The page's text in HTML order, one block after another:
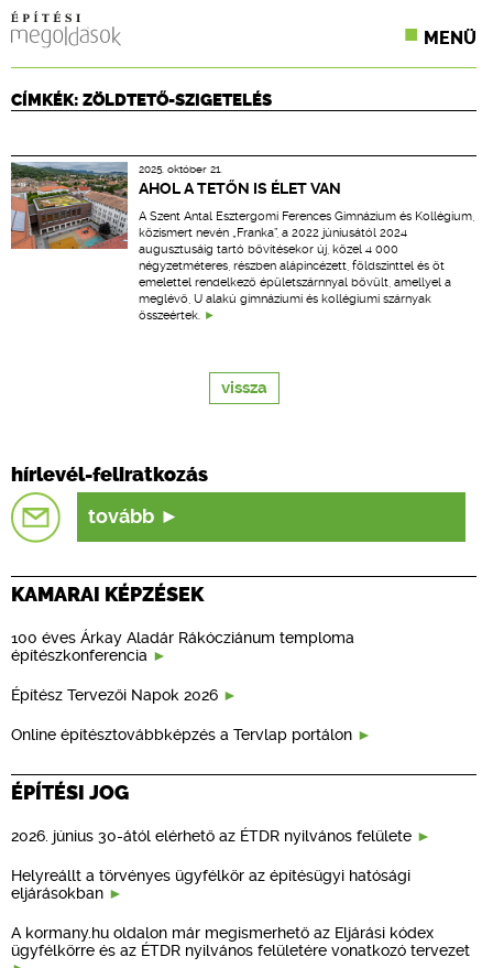
MENÜ
KONFERENCIÁK
CPR TERMÉKKIÍRÁS
ÉPÍTÉSI JOG
ONLINE KÉPZÉSEK
CÍMKÉK: ZÖLDTETŐ-SZIGETELÉS
2025. október 21.
AHOL A TETŐN IS ÉLET VAN
A Szent Antal Esztergomi Ferences Gimnázium és Kollégium,
közismert nevén „Franka”, a 2022 júniusától 2024
augusztusáig tartó bővítésekor új, közel 4 000
négyzetméteres, részben alápincézett, földszinttel és öt
emelettel rendelkező épületszárnnyal bővült, amellyel a
meglévő, U alakú gimnáziumi és kollégiumi szárnyak
összeértek.
vissza
hírlevél-feliratkozás
tovább
KAMARAI KÉPZÉSEK
100 éves Árkay Aladár Rákócziánum temploma
építészkonferencia
Építész Tervezői Napok 2026
Online építésztovábbképzés a Tervlap portálon
ÉPÍTÉSI JOG
2026. június 30-ától elérhető az ÉTDR nyilvános felülete
Helyreállt a törvényes ügyfélkör az építésügyi hatósági
eljárásokban
A kormany.hu oldalon már megismerhető az Eljárási kódex
ügyfélkörre és az ÉTDR nyilvános felületére vonatkozó tervezet